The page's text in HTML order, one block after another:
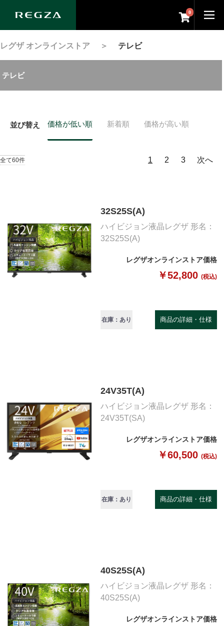
0
レグザ オンラインストア ＞ テレビ
テレビ
並び替え 価格が低い順 新着順 価格が高い順
全て60件 1 2 3 次へ
32S25S(A)
ハイビジョン液晶レグザ 形名：
32S25S(A)
レグザオンラインストア価格
￥52,800 (税込)
在庫：あり 商品の詳細・仕様
24V35T(A)
ハイビジョン液晶レグザ 形名：
24V35T(SA)
レグザオンラインストア価格
￥60,500 (税込)
在庫：あり 商品の詳細・仕様
40S25S(A)
ハイビジョン液晶レグザ 形名：
40S25S(A)
レグザオンラインストア価格